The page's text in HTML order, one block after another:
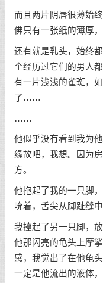
而且两片阴唇很薄始
佛只有一张纸的薄厚
还有就是乳头，始终
个经历过它们的男人
有一片浅浅的雀斑，
了……
……
他似乎没有看到我为
缘故吧，我想。因为
方。
他抱起了我的一只脚
吮着，舌尖从脚趾缝
我擡起了另一只脚，
他那闪亮的龟头上摩
感，我觉出了在他龟
一定是他流出的液体